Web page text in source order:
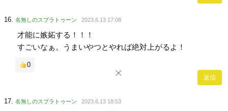
名無しのスプラトゥーン 2023.6.13 17:08
才能に嫉妬する！！！
すごいなぁ。うまいやつとやれば絶対上がるよ！
0
返信
名無しのスプラトゥーン 2023.6.13 18:53